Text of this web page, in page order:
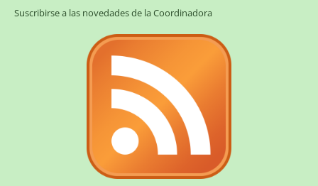
Suscribirse a las novedades de la Coordinadora